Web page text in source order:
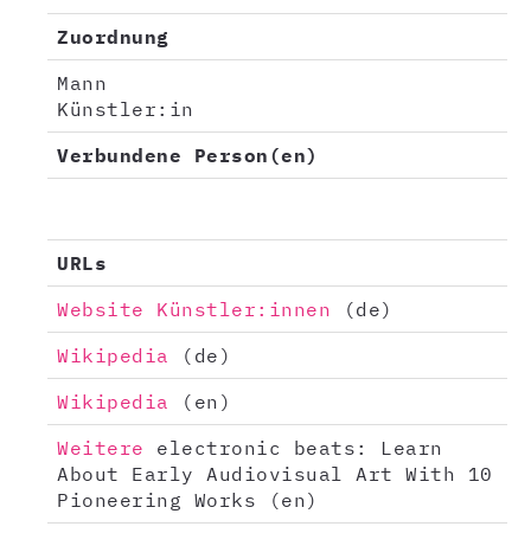
Zuordnung
Mann
Künstler:in
Verbundene Person(en)
URLs
Website Künstler:innen (de)
Wikipedia (de)
Wikipedia (en)
Weitere electronic beats: Learn
About Early Audiovisual Art With 10
Pioneering Works (en)